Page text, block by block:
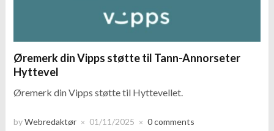
Øremerk din Vipps støtte til Tann-Annorseter
Hyttevel
Øremerk din Vipps støtte til Hyttevellet.
byWebredaktør × 01/11/2025 × 0 comments